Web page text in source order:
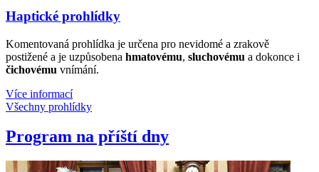
Haptické prohlídky
Komentovaná prohlídka je určena pro nevidomé a zrakově
postižené a je uzpůsobena hmatovému, sluchovému a dokonce i
čichovému vnímání.
Více informací
Všechny prohlídky
Program na příští dny